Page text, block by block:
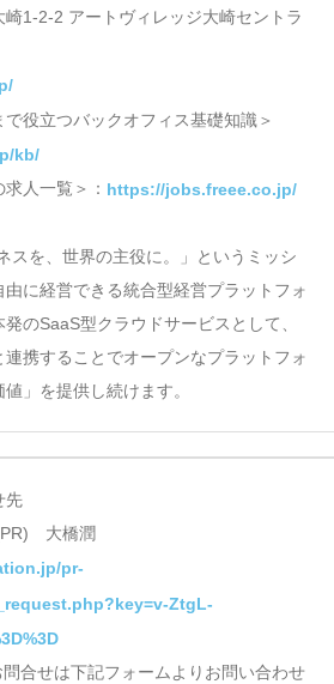
1-2-2 アートヴィレッジ大崎セントラ
役立つバックオフィス基礎知識＞
kb/
人一覧＞： https://jobs.freee.co.jp/
スを、世界の主役に。」というミッシ
由に経営できる統合型経営プラットフォ
のSaaS型クラウドサービスとして、
携することでオープンなプラットフォ
」を提供し続けます。
先
大橋潤
pr-
ZtgL-
合せは下記フォームよりお問い合わせ